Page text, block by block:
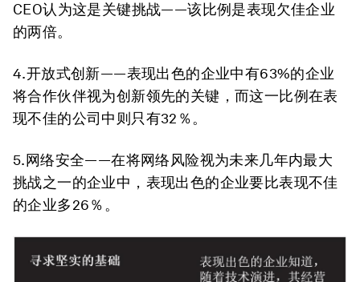
CEO认为这是关键挑战——该比例是表现欠佳企业
的两倍。
4.开放式创新——表现出色的企业中有63%的企业
将合作伙伴视为创新领先的关键，而这一比例在表
现不佳的公司中则只有32％。
5.网络安全——在将网络风险视为未来几年内最大
挑战之一的企业中，表现出色的企业要比表现不佳
的企业多26％。